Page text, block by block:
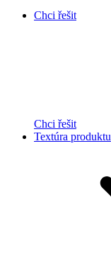
Chci řešit
Chci řešit
Textúra produktu